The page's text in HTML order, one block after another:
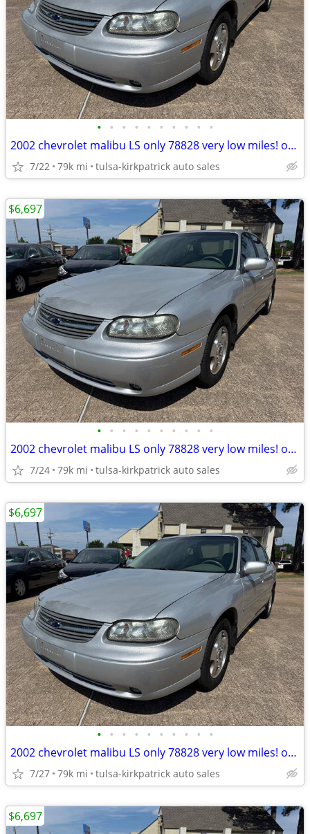
• • • • • • • • • •
2002 chevrolet malibu LS only 78828 very low miles! only $6697 cash
7/22 79k mi tulsa-kirkpatrick auto sales
• • • • • • • • • •
2002 chevrolet malibu LS only 78828 very low miles! only $6697 cash
7/24 79k mi tulsa-kirkpatrick auto sales
$6,697
• • • • • • • • • •
2002 chevrolet malibu LS only 78828 very low miles! only $6697 cash
7/27 79k mi tulsa-kirkpatrick auto sales
$6,697
$6,697